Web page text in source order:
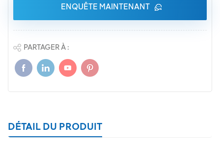
ENQUÊTE MAINTENANT
PARTAGER À :
DÉTAIL DU PRODUIT